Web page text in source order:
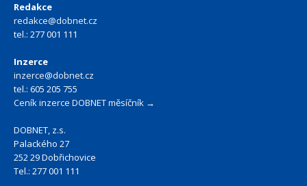
Redakce
redakce@dobnet.cz
tel.: 277 001 111
Inzerce
inzerce@dobnet.cz
tel.: 605 205 755
Ceník inzerce DOBNET měsíčník →
DOBNET, z.s.
Palackého 27
252 29 Dobřichovice
Tel.: 277 001 111